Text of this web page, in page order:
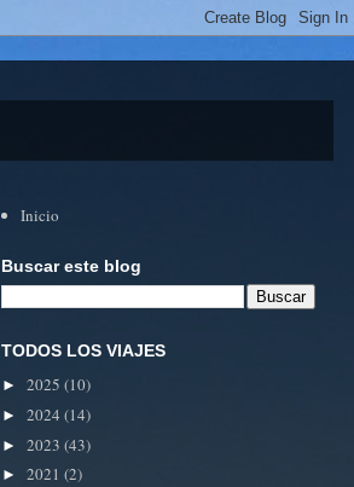
Inicio
Buscar este blog
TODOS LOS VIAJES
► 2025 (10)
► 2024 (14)
► 2023 (43)
► 2021 (2)